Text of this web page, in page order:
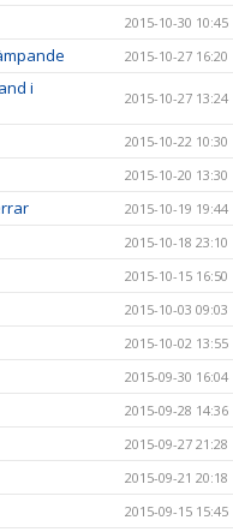
2015-10-30 10:45
2015-10-27 16:20
i
2015-10-27 13:24
2015-10-22 10:30
2015-10-20 13:30
2015-10-19 19:44
2015-10-18 23:10
2015-10-15 16:50
2015-10-03 09:03
2015-10-02 13:55
2015-09-30 16:04
2015-09-28 14:36
2015-09-27 21:28
2015-09-21 20:18
2015-09-15 15:45